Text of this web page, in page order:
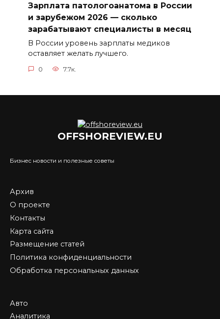
Зарплата патологоанатома в России
и зарубежом 2026 — сколько
зарабатывают специалисты в месяц
В России уровень зарплаты медиков
оставляет желать лучшего.
0 7.7к.
OFFSHOREVIEW.EU
Бизнес новости и полезные советы
Архив
О проекте
Контакты
Карта сайта
Размещение статей
Политика конфиденциальности
Обработка персональных данных
Авто
Аналитика